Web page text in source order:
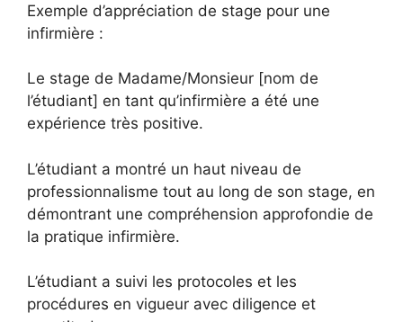
Exemple d’appréciation de stage pour une
infirmière :
Le stage de Madame/Monsieur [nom de
l’étudiant] en tant qu’infirmière a été une
expérience très positive.
L’étudiant a montré un haut niveau de
professionnalisme tout au long de son stage, en
démontrant une compréhension approfondie de
la pratique infirmière.
L’étudiant a suivi les protocoles et les
procédures en vigueur avec diligence et